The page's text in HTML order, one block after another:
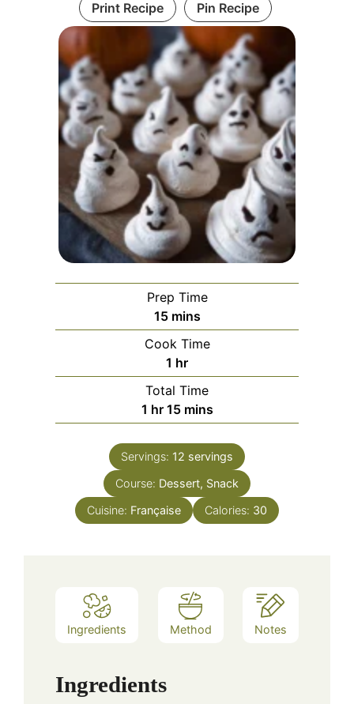
Print Recipe Pin Recipe
Prep Time
15minutes
mins
Cook Time
1 hour
hr
Total Time
1 hour
hr 15minutes
mins
Servings: 12 servings
Course: Dessert, Snack
Cuisine: Française Calories: 30
Ingredients Method Notes
Ingredients